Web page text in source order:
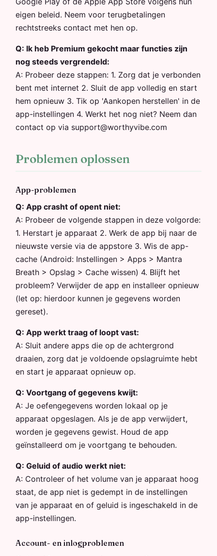
eigen beleid. Neem voor terugbetalingen
rechtstreeks contact met hen op.
Q: Ik heb Premium gekocht maar functies zijn
nog steeds vergrendeld:
A: Probeer deze stappen: 1. Zorg dat je verbonden
bent met internet 2. Sluit de app volledig en start
hem opnieuw 3. Tik op 'Aankopen herstellen' in de
app-instellingen 4. Werkt het nog niet? Neem dan
contact op via support@worthyvibe.com
Problemen oplossen
App-problemen
Q: App crasht of opent niet:
A: Probeer de volgende stappen in deze volgorde:
1. Herstart je apparaat 2. Werk de app bij naar de
nieuwste versie via de appstore 3. Wis de app-
cache (Android: Instellingen > Apps > Mantra
Breath > Opslag > Cache wissen) 4. Blijft het
probleem? Verwijder de app en installeer opnieuw
(let op: hierdoor kunnen je gegevens worden
gereset).
Q: App werkt traag of loopt vast:
A: Sluit andere apps die op de achtergrond
draaien, zorg dat je voldoende opslagruimte hebt
en start je apparaat opnieuw op.
Q: Voortgang of gegevens kwijt:
A: Je oefengegevens worden lokaal op je
apparaat opgeslagen. Als je de app verwijdert,
worden je gegevens gewist. Houd de app
geïnstalleerd om je voortgang te behouden.
Q: Geluid of audio werkt niet:
A: Controleer of het volume van je apparaat hoog
staat, de app niet is gedempt in de instellingen
van je apparaat en of geluid is ingeschakeld in de
app-instellingen.
Account- en inlogproblemen